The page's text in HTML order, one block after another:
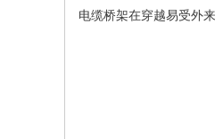
电缆桥架在穿越易受外